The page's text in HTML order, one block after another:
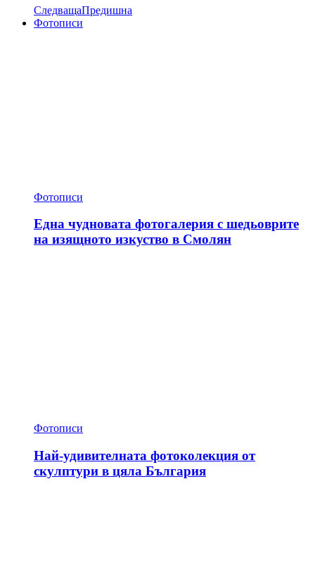
СледващаПредишна
Фотописи
Фотописи
Една чудновата фотогалерия с шедьоврите
на изящното изкуство в Смолян
Фотописи
Най-удивителната фотоколекция от
скулптури в цяла България